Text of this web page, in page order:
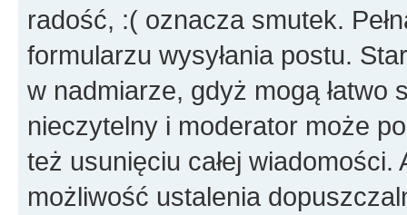
radość, :( oznacza smutek.
formularzu wysyłania postu.
w nadmiarze, gdyż mogą
nieczytelny i moderator może
też usunięciu całej
możliwość ustalenia